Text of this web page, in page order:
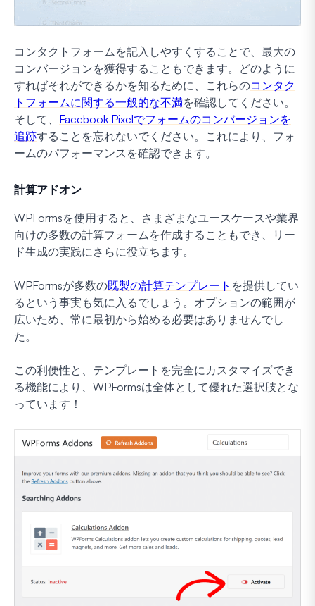
コンタクトフォームを記入しやすくすることで、最大の
コンバージョンを獲得することもできます。どのように
すればそれができるかを知るために、これらのコンタク
トフォームに関する一般的な不満を確認してください。
そして、 Facebook Pixelでフォームのコンバージョンを
追跡することを忘れないでください。これにより、フォ
ームのパフォーマンスを確認できます。
計算アドオン
WPFormsを使用すると、さまざまなユースケースや業界
向けの多数の計算フォームを作成することもでき、リー
ド生成の実践にさらに役立ちます。
WPFormsが多数の既製の計算テンプレート を提供してい
るという事実も気に入るでしょう。オプションの範囲が
広いため、常に最初から始める必要はありませんでし
た。
この利便性と、テンプレートを完全にカスタマイズでき
る機能により、WPFormsは全体として優れた選択肢とな
っています！